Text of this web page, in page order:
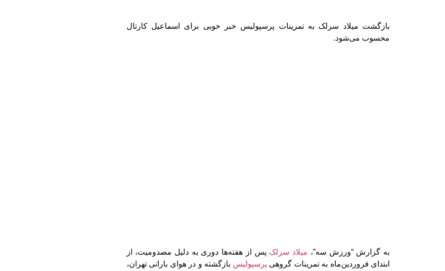
بازگشت میلاد سرلک به تمرینات پرسپولیس خبر خوبی برای اسماعیل کارتال
محسوب می‌شود.
به گزارش “ورزش سه”، میلاد سرلک پس از هفته‌ها دوری به دلیل مصدومیت، از
ابتدای فروردین‌ماه به تمرینات گروهی پرسپولیس بازگشته و در هوای بارانی تهران،